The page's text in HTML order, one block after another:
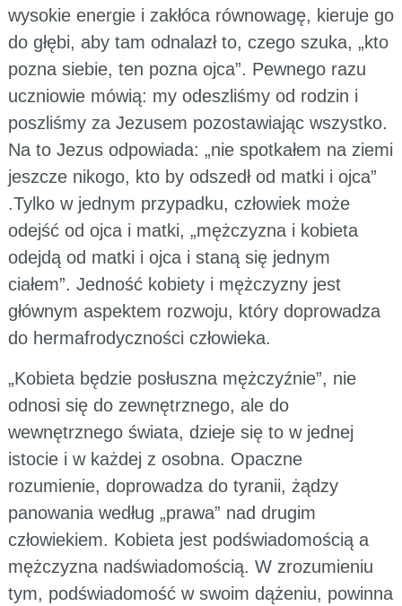
wysokie energie i zakłóca równowagę, kieruje go
do głębi, aby tam odnalazł to, czego szuka, „kto
pozna siebie, ten pozna ojca”. Pewnego razu
uczniowie mówią: my odeszliśmy od rodzin i
poszliśmy za Jezusem pozostawiając wszystko.
Na to Jezus odpowiada: „nie spotkałem na ziemi
jeszcze nikogo, kto by odszedł od matki i ojca”
.Tylko w jednym przypadku, człowiek może
odejść od ojca i matki, „mężczyzna i kobieta
odejdą od matki i ojca i staną się jednym
ciałem”. Jedność kobiety i mężczyzny jest
głównym aspektem rozwoju, który doprowadza
do hermafrodyczności człowieka.
„Kobieta będzie posłuszna mężczyźnie”, nie
odnosi się do zewnętrznego, ale do
wewnętrznego świata, dzieje się to w jednej
istocie i w każdej z osobna. Opaczne
rozumienie, doprowadza do tyranii, żądzy
panowania według „prawa” nad drugim
człowiekiem. Kobieta jest podświadomością a
mężczyzna nadświadomością. W zrozumieniu
tym, podświadomość w swoim dążeniu, powinna